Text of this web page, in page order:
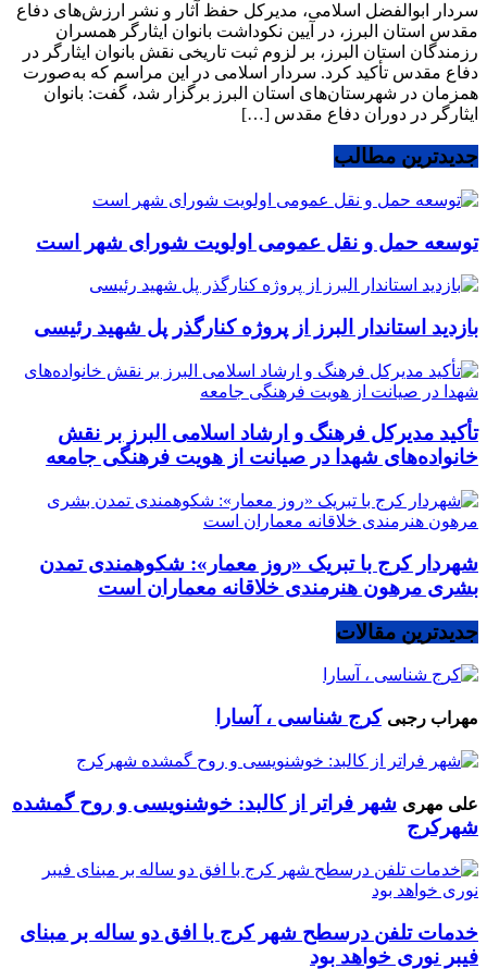
سردار ابوالفضل اسلامی، مدیرکل حفظ آثار و نشر ارزش‌های دفاع
مقدس استان البرز، در آیین نکوداشت بانوان ایثارگر همسران
رزمندگان استان البرز، بر لزوم ثبت تاریخی نقش بانوان ایثارگر در
دفاع مقدس تأکید کرد. سردار اسلامی در این مراسم که به‌صورت
همزمان در شهرستان‌های استان البرز برگزار شد، گفت: بانوان
ایثارگر در دوران دفاع مقدس […]
جدیدترین مطالب
توسعه حمل و نقل عمومی اولویت شورای شهر است
بازدید استاندار البرز از پروژه کنارگذر پل شهید رئیسی
تأکید مدیرکل فرهنگ و ارشاد اسلامی البرز بر نقش
خانواده‌های شهدا در صیانت از هویت فرهنگی جامعه
شهردار کرج با تبریک «روز معمار»: شکوهمندی تمدن
بشری مرهون هنرمندی خلاقانه معماران است
جدیدترین مقالات
مهراب رجبی کرج شناسی ، آسارا
علی مهری شهر فراتر از کالبد: خوشنویسی و روح گمشده
شهرکرج
خدمات تلفن درسطح شهر کرج با افق دو ساله بر مبنای
فیبر نوری خواهد بود